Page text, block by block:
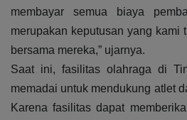
membayar semua biaya
merupakan keputusan yang kami
bersama mereka,” ujarnya.
Saat ini, fasilitas olahraga di
memadai untuk mendukung atlet
Karena fasilitas dapat